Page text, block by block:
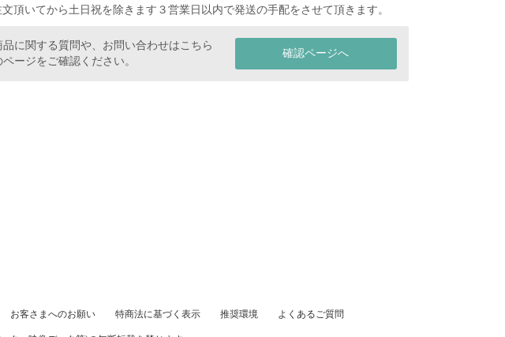
文頂いてから土日祝を除きます３営業日以内で発送の手配をさせて頂きます。
品に関する質問や、お問い合わせはこちら
ページをご確認ください。
確認ページへ
お客さまへのお願い 特商法に基づく表示 推奨環境 よくあるご質問